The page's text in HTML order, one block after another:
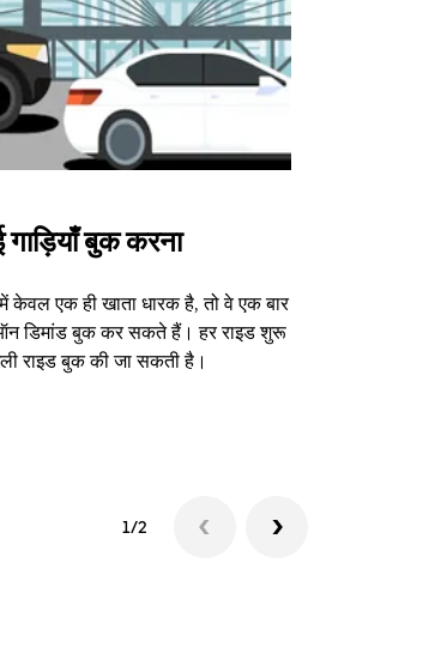
बुक करना
एक ही खाता धारक है, तो वे एक बार
डिमांड बुक कर सकते हैं। हर राइड शुरू
राइड बुक की जा सकती है।
1/2